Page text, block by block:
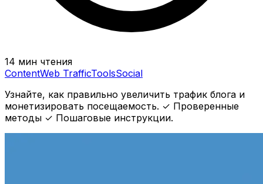
14 мин чтения
ContentWeb TrafficToolsSocial
Узнайте, как правильно увеличить трафик блога и
монетизировать посещаемость. ✓ Проверенные
методы ✓ Пошаговые инструкции.